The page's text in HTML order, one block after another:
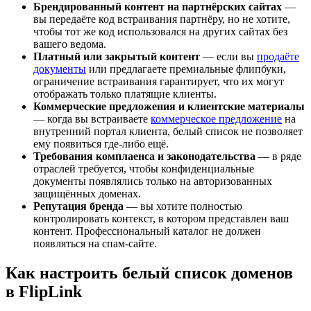
Брендированный контент на партнёрских сайтах —
вы передаёте код встраивания партнёру, но не хотите,
чтобы тот же код использовался на других сайтах без
вашего ведома.
Платный или закрытый контент — если вы продаёте
документы или предлагаете премиальные флипбуки,
ограничение встраивания гарантирует, что их могут
отображать только платящие клиенты.
Коммерческие предложения и клиентские материалы
— когда вы встраиваете коммерческое предложение на
внутренний портал клиента, белый список не позволяет
ему появиться где-либо ещё.
Требования комплаенса и законодательства — в ряде
отраслей требуется, чтобы конфиденциальные
документы появлялись только на авторизованных
защищённых доменах.
Репутация бренда — вы хотите полностью
контролировать контекст, в котором представлен ваш
контент. Профессиональный каталог не должен
появляться на спам-сайте.
Как настроить белый список доменов
в FlipLink